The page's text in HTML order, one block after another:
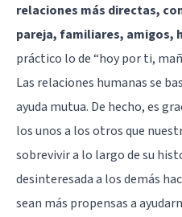
relaciones más directas,
pareja, familiares, amigos,
práctico lo de “hoy por ti,
Las relaciones humanas se
ayuda mutua. De hecho, es
los unos a los otros que
sobrevivir a lo largo de su
desinteresada a los demás
sean más propensas a